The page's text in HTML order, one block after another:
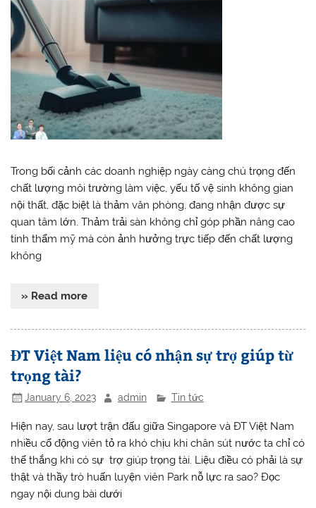
Trong bối cảnh các doanh nghiệp ngày càng chú trọng đến
chất lượng môi trường làm việc, yếu tố vệ sinh không gian
nội thất, đặc biệt là thảm văn phòng, đang nhận được sự
quan tâm lớn. Thảm trải sàn không chỉ góp phần nâng cao
tính thẩm mỹ mà còn ảnh hưởng trực tiếp đến chất lượng
không
» Read more
ĐT Việt Nam liệu có nhận sự trợ giúp từ
trọng tài?
January 6, 2023 admin Tin tức
Hiện nay, sau lượt trận đấu giữa Singapore và ĐT Việt Nam
nhiều cổ động viên tỏ ra khó chịu khi chân sút nước ta chỉ có
thể thắng khi có sự trợ giúp trọng tài. Liệu điều có phải là sự
thật và thầy trò huấn luyện viên Park nỗ lực ra sao? Đọc
ngay nội dung bài dưới